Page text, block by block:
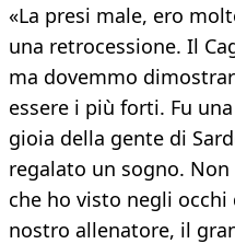
«La presi male, ero
una retrocessione. Il
ma dovemmo
essere i più forti. Fu
gioia della gente di
regalato un sogno.
che ho visto negli
nostro allenatore, il